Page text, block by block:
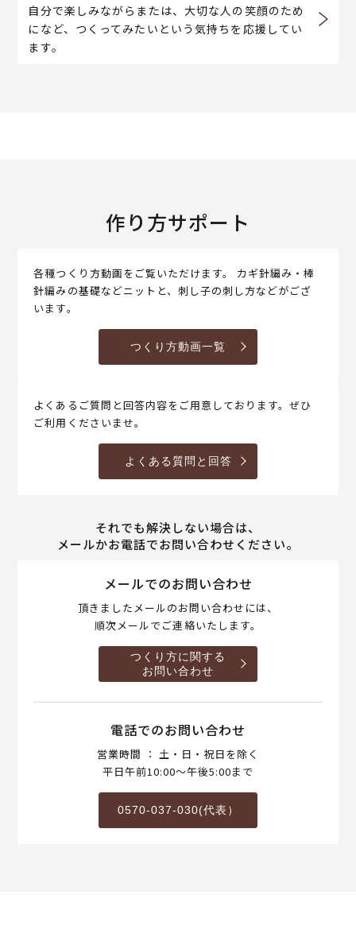
自分で楽しみながらまたは、大切な人の笑顔のため
になど、つくってみたいという気持ちを応援してい
ます。
作り方サポート
各種つくり方動画をご覧いただけます。 カギ針編み・棒
針編みの基礎などニットと、刺し子の刺し方などがござ
います。
つくり方動画一覧
よくあるご質問と回答内容をご用意しております。ぜひ
ご利用くださいませ。
よくある質問と回答
それでも解決しない場合は、
メールかお電話でお問い合わせください。
メールでのお問い合わせ
頂きましたメールのお問い合わせには、
順次メールでご連絡いたします。
つくり方に関する
お問い合わせ
電話でのお問い合わせ
営業時間 ： 土・日・祝日を除く
平日午前10:00～午後5:00まで
0570-037-030(代表）